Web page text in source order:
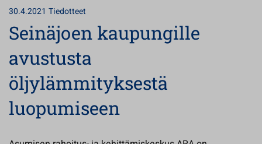
30.4.2021 Tiedotteet
Seinäjoen kaupungille
avustusta
öljylämmityksestä
luopumiseen